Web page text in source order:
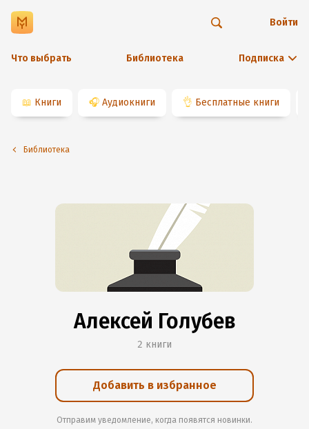
Что выбрать Библиотека Подписка
Войти
📖 Книги 🎧 Аудиокниги 👌 Бесплатные книги
Библиотека
Алексей Голубев
2 книги
Добавить в избранное
Отправим уведомление, когда появятся новинки.